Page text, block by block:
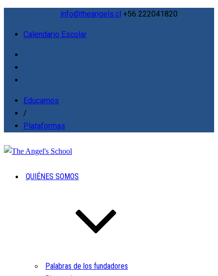
info@theangels.cl +56 222041820
Calendario Escolar
Educamos
/
Plataformas
QUIÉNES SOMOS
Palabras de los fundadores